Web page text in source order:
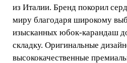
из Италии. Бренд покорил
миру благодаря широкому
изысканных юбок-карандаш
складку. Оригинальные
высококачественные